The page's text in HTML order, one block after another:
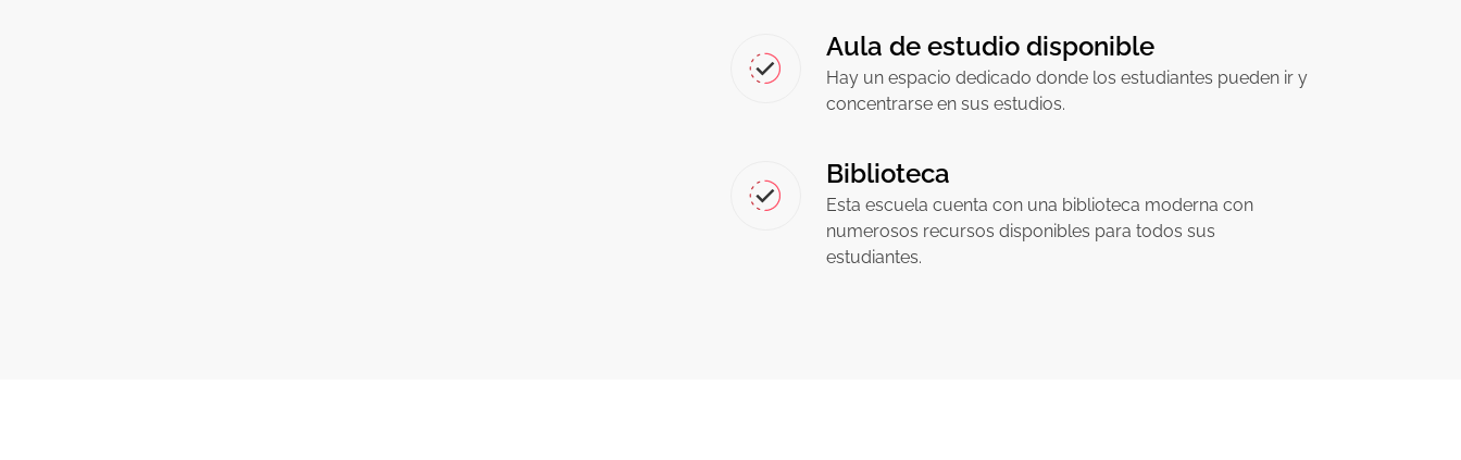
Aula de estudio disponible
Hay un espacio dedicado donde los estudiantes pueden ir y
concentrarse en sus estudios.
Biblioteca
Esta escuela cuenta con una biblioteca moderna con
numerosos recursos disponibles para todos sus
estudiantes.